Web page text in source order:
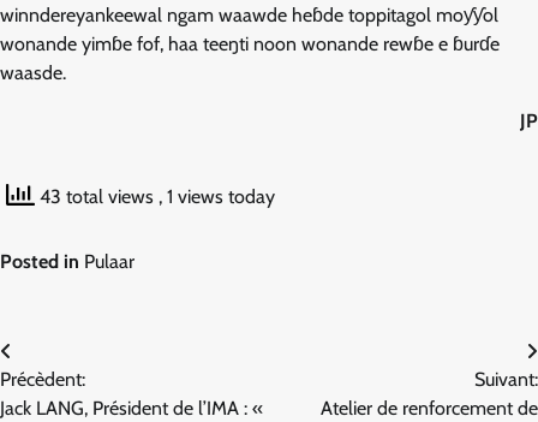
winndereyankeewal ngam waawde heɓde toppitagol moƴƴol
wonande yimɓe fof, haa teeŋti noon wonande rewɓe e ɓurɗe
waasde.
JP
43 total views , 1 views today
Posted in Pulaar
Navigation
de
Précèdent:
Jack LANG, Président de l’IMA : «
Suivant:
Atelier de renforcement de